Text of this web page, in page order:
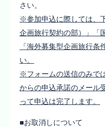
さい。
※参加申込に際しては、
企画旅行契約の部）」「
「海外募集型企画旅行条
い。
※フォームの送信のみで
からの申込承諾のメール
って申込は完了します。
■お取消しについて